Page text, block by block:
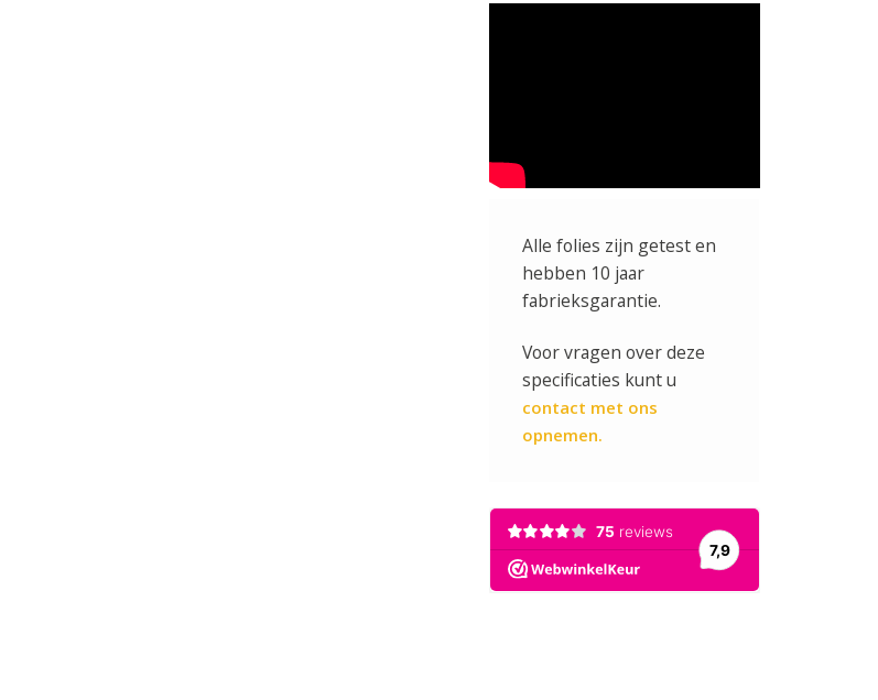
Alle folies zijn getest en
hebben 10 jaar
fabrieksgarantie.
Voor vragen over deze
specificaties kunt u
contact met ons
opnemen.